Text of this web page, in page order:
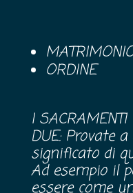
ORDINE
I
DUE: Provate
significato di
Ad esempio il
essere come